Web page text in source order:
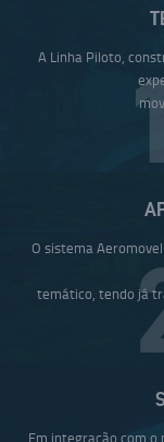
A Linha Piloto,
O sistema
temático, tendo já
Em integração com o